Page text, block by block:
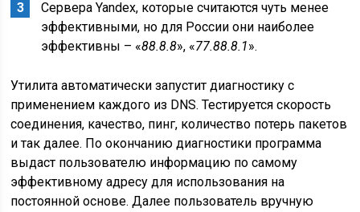
Сервера Yandex, которые считаются чуть менее
эффективными, но для России они наиболее
эффективны – «88.8.8», «77.88.8.1».
Утилита автоматически запустит диагностику с
применением каждого из DNS. Тестируется скорость
соединения, качество, пинг, количество потерь пакетов
и так далее. По окончанию диагностики программа
выдаст пользователю информацию по самому
эффективному адресу для использования на
постоянной основе. Далее пользователь вручную